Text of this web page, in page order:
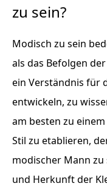
zu sein?
Modisch zu sein
als das Befolgen
ein Verständnis für
entwickeln, zu
am besten zu
Stil zu etablieren,
modischer Mann
und Herkunft der